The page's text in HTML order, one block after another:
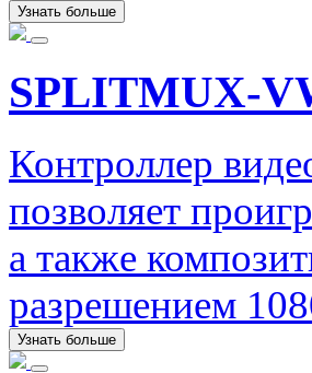
Узнать больше
SPLITMUX-
Контроллер
позволяет
а также
разрешением
Узнать больше